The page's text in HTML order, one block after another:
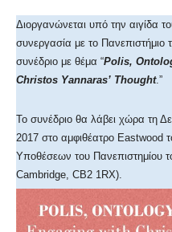
Διοργανώνεται υπό την αιγίδα
συνεργασία με το Πανεπιστήμιο
συνέδριο με θέμα “Polis,
Christos Yannaras’ Thought.”
Το συνέδριο θα λάβει χώρα τη
2017 στο αμφιθέατρο Eastwood
Υποθέσεων του Πανεπιστημίου
Cambridge, CB2 1RX).